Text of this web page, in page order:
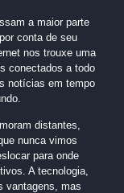
a maior parte
conta de seu
nos trouxe uma
conectados a todo
notícias em tempo
distantes,
nunca vimos
para onde
A tecnologia,
vantagens, mas